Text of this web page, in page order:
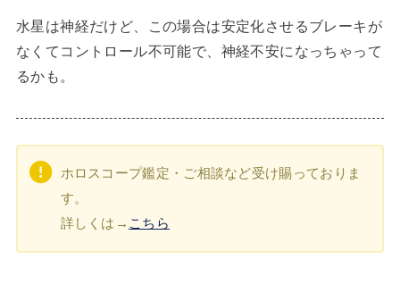
水星は神経だけど、この場合は安定化させるブレーキが
なくてコントロール不可能で、神経不安になっちゃって
るかも。
ホロスコープ鑑定・ご相談など受け賜っておりま
す。
詳しくは→ こちら